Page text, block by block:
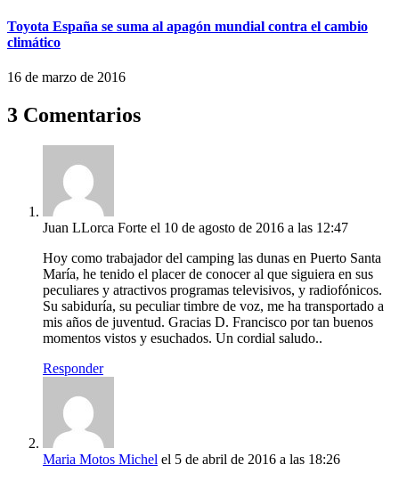
Toyota España se suma al apagón mundial contra el cambio
climático
16 de marzo de 2016
3 Comentarios
Juan LLorca Forte el 10 de agosto de 2016 a las 12:47
Hoy como trabajador del camping las dunas en Puerto Santa
María, he tenido el placer de conocer al que siguiera en sus
peculiares y atractivos programas televisivos, y radiofónicos.
Su sabiduría, su peculiar timbre de voz, me ha transportado a
mis años de juventud. Gracias D. Francisco por tan buenos
momentos vistos y esuchados. Un cordial saludo..
Responder
Maria Motos Michel el 5 de abril de 2016 a las 18:26